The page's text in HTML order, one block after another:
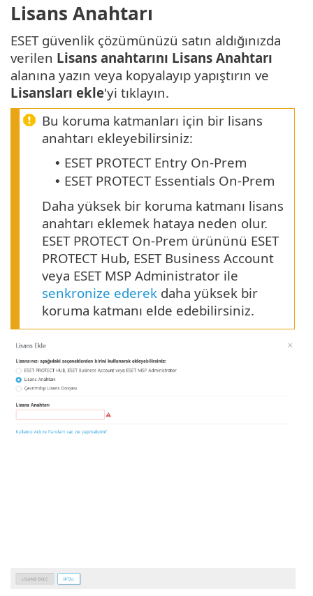
Lisans Anahtarı
ESET güvenlik çözümünüzü satın aldığınızda
verilen Lisans anahtarını Lisans Anahtarı
alanına yazın veya kopyalayıp yapıştırın ve
Lisansları ekle'yi tıklayın.
Bu koruma katmanları için bir lisans
anahtarı ekleyebilirsiniz:
• ESET PROTECT Entry On-Prem
• ESET PROTECT Essentials On-Prem
Daha yüksek bir koruma katmanı lisans
anahtarı eklemek hataya neden olur.
ESET PROTECT On-Prem ürününü ESET
PROTECT Hub, ESET Business Account
veya ESET MSP Administrator ile
senkronize ederek daha yüksek bir
koruma katmanı elde edebilirsiniz.